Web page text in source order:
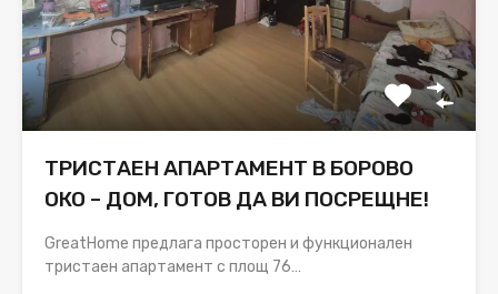
ТРИСТАЕН АПАРТАМЕНТ В БОРОВО
ОКО – ДОМ, ГОТОВ ДА ВИ ПОСРЕЩНЕ!
GreatHome предлага просторен и функционален
тристаен апартамент с площ 76…